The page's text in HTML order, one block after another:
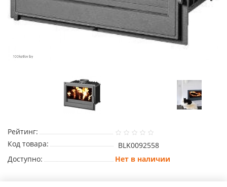
Рейтинг:
Код товара:
BLK0092558
Доступно:
Нет в наличии